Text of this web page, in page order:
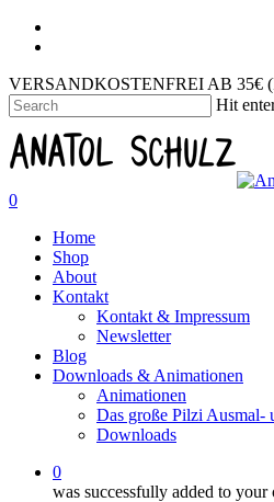
VERSANDKOSTENFREI AB 35€
Hit
0
Home
Shop
About
Kontakt
Kontakt & Impressum
Newsletter
Blog
Downloads & Animationen
Animationen
Das große Pilzi Ausmal-
Downloads
0
was successfully added to your